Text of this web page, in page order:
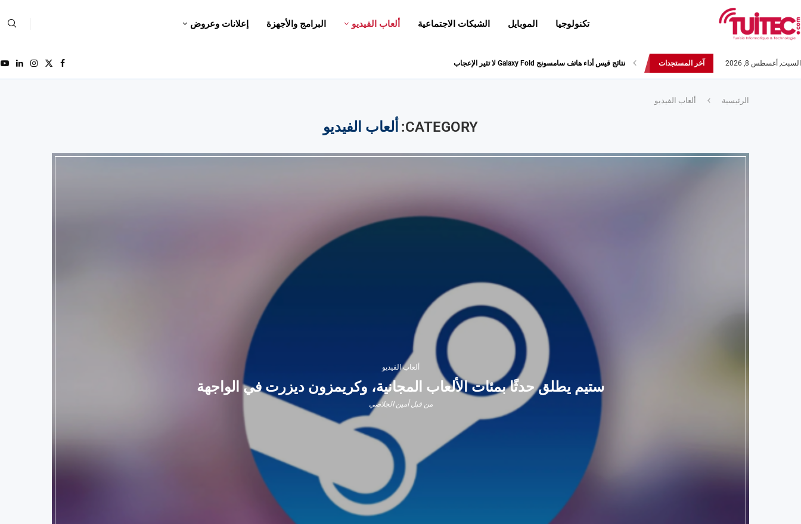
تكنولوجيا الموبايل الشبكات الاجتماعية ألعاب الفيديو البرامج والأجهزة إعلانات وعروض
السبت, أغسطس 8, 2026 آخر المستجدات نتائج قيس أداء هاتف سامسونج Galaxy Fold لا تثير الإعجاب
أحدث إصدارات هواوي: هاتف “nova 8 SE” ينطلق رسميا مع أربع...
الرئيسية ألعاب الفيديو
CATEGORY: ألعاب الفيديو
ألعاب الفيديو
ستيم يطلق حدثًا بمئات الألعاب المجانية، وكريمزون ديزرت في الواجهة
من قبلأمين الجلاصي